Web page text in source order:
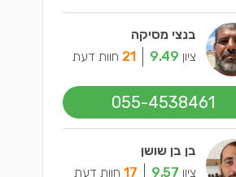
בנצי מסיקה
ציון 9.49
21 חוות דעת
055-4538461
בן בן שושן
ציון 9.57
17 חוות דעת